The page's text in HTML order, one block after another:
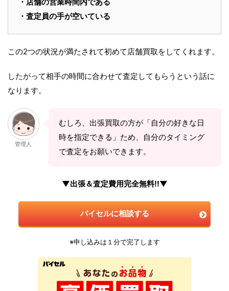
・査定員の手が空いている
この2つの状況が満たされて初めて店舗買取をしてくれます。
したがって相手の時間に合わせて査定してもらうという話に
なります。
管理人
むしろ、出張買取の方が「自分の好きな日
時を指定できる」ため、自分のタイミング
で査定をお願いできます。
▼出張＆査定費用完全無料!!▼
バイセルに相談する
※申し込みは１分で完了します